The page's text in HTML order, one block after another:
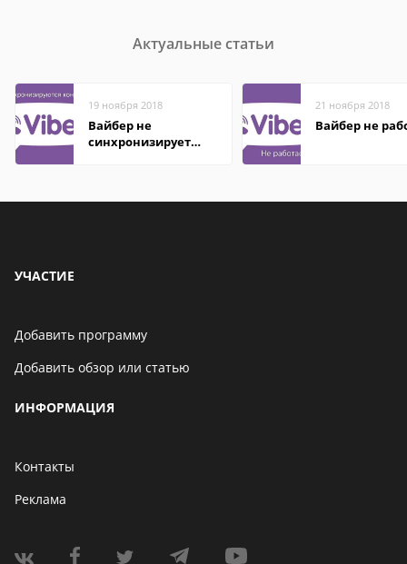
Актуальные статьи
19 ноября 2018
Вайбер не
синхронизирует
21 ноября 2018
Вайбер не
УЧАСТИЕ
Добавить программу
Добавить обзор или статью
ИНФОРМАЦИЯ
Контакты
Реклама